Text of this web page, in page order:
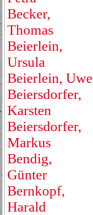
Becker,
Thomas
Beierlein,
Ursula
Beierlein, Uwe
Beiersdorfer,
Karsten
Beiersdorfer,
Markus
Bendig,
Günter
Bernkopf,
Harald